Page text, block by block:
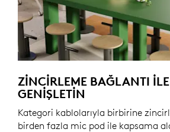
ZINCIRLEME BAĞLANTI
GENIŞLETIN
Kategori kablolarıyla birbirine
birden fazla mic pod ile kapsama